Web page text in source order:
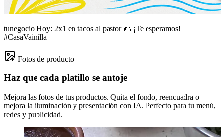
tunegocio Hoy: 2x1 en tacos al pastor 🌮 ¡Te esperamos!
#CasaVainilla
Fotos de producto
Haz que cada platillo se antoje
Mejora las fotos de tus productos. Quita el fondo, reencuadra o
mejora la iluminación y presentación con IA. Perfecto para tu menú,
redes y publicidad.